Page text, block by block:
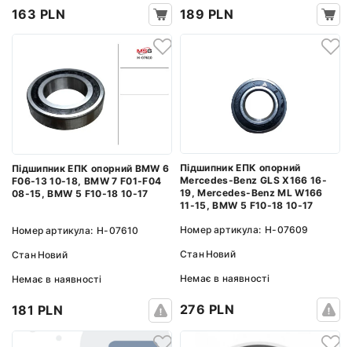
163 PLN 189 PLN
Підшипник ЕПК опорний BMW 6
F06-13 10-18, BMW 7 F01-F04
08-15, BMW 5 F10-18 10-17
Номер артикула: H-07610
Стан Новий
Немає в наявності
181 PLN
Підшипник ЕПК опорний
Mercedes-Benz GLS X166 16-
19, Mercedes-Benz ML W166
11-15, BMW 5 F10-18 10-17
Номер артикула: H-07609
Стан Новий
Немає в наявності
276 PLN